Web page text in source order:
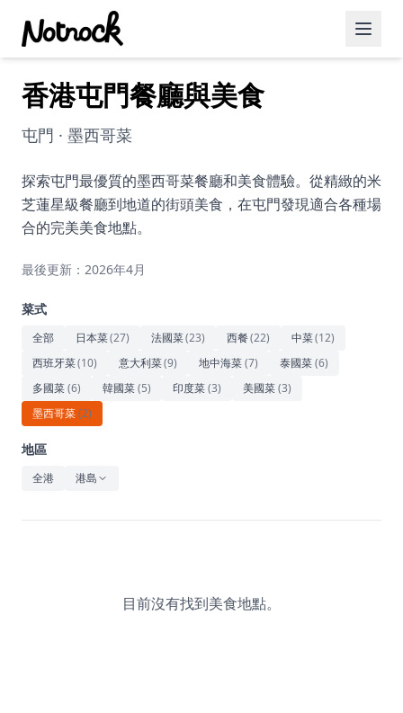
精選活動
博客文章
約會好去處
美食佳餚
藝術文化
休閒
音樂
香港屯門餐廳與美食
屯門 · 墨西哥菜
探索屯門最優質的墨西哥菜餐廳和美食體驗。從精緻的米
芝蓮星級餐廳到地道的街頭美食，在屯門發現適合各種場
合的完美美食地點。
最後更新：2026年4月
菜式
全部 日本菜(27) 法國菜(23) 西餐(22) 中菜(12)
西班牙菜(10) 意大利菜(9) 地中海菜(7) 泰國菜(6)
多國菜(6) 韓國菜(5) 印度菜(3) 美國菜(3)
墨西哥菜(2)
地區
全港 港島
目前沒有找到美食地點。